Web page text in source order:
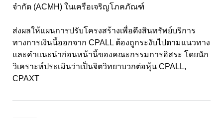
จำกัด (ACMH) ในเครือเจริญโภคภัณฑ์
ส่งผลให้แผนการปรับโครงสร้างเพื่อดึงสินทรัพย์บริการ
ทางการเงินนี้ออกจาก CPALL ต้องถูกระงับไปตามแนวทาง
และคำแนะนำก่อนหน้านี้ของคณะกรรมการอิสระ โดยนัก
วิเคราะห์ประเมินว่าเป็นจิตวิทยาบวกต่อหุ้น CPALL,
CPAXT